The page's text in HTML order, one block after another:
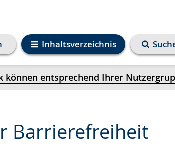
Inhaltsverzeichnis
können entsprechend Ihrer
Barrierefreiheit